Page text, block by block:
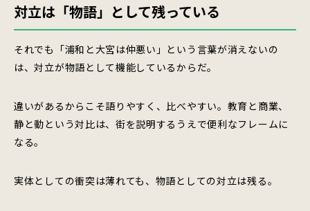
対立は「物語」として残っている
それでも「浦和と大宮は仲悪い」という言葉が消えないの
は、対立が物語として機能しているからだ。
違いがあるからこそ語りやすく、比べやすい。教育と商業、
静と動という対比は、街を説明するうえで便利なフレームに
なる。
実体としての衝突は薄れても、物語としての対立は残る。